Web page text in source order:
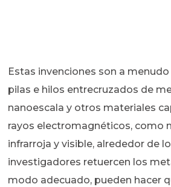
Estas invenciones son a
pilas e hilos entrecruzados de
nanoescala y otros materiales
rayos electromagnéticos, como
infrarroja y visible, alrededor de
investigadores retuercen los
modo adecuado, pueden hacer